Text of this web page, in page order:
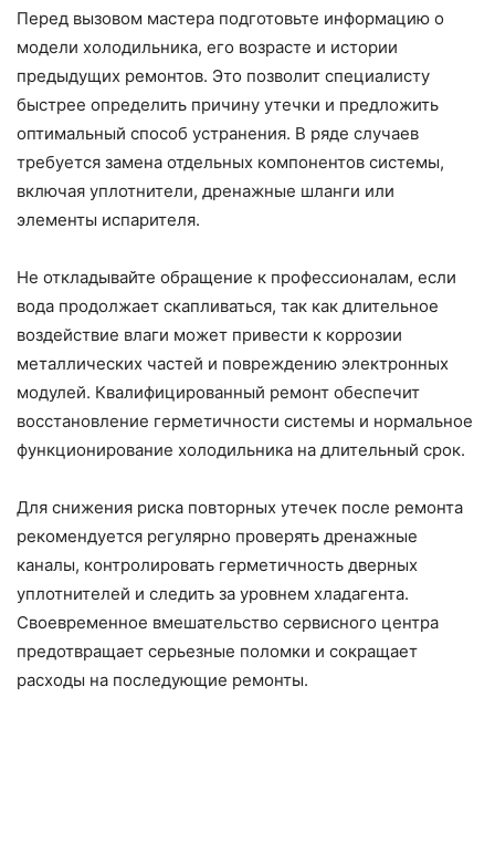
Перед вызовом мастера подготовьте информацию о
модели холодильника, его возрасте и истории
предыдущих ремонтов. Это позволит специалисту
быстрее определить причину утечки и предложить
оптимальный способ устранения. В ряде случаев
требуется замена отдельных компонентов системы,
включая уплотнители, дренажные шланги или
элементы испарителя.
Не откладывайте обращение к профессионалам, если
вода продолжает скапливаться, так как длительное
воздействие влаги может привести к коррозии
металлических частей и повреждению электронных
модулей. Квалифицированный ремонт обеспечит
восстановление герметичности системы и нормальное
функционирование холодильника на длительный срок.
Для снижения риска повторных утечек после ремонта
рекомендуется регулярно проверять дренажные
каналы, контролировать герметичность дверных
уплотнителей и следить за уровнем хладагента.
Своевременное вмешательство сервисного центра
предотвращает серьезные поломки и сокращает
расходы на последующие ремонты.